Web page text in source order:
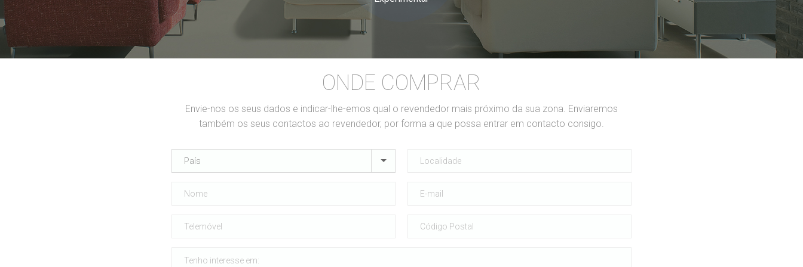
ONDE COMPRAR
Envie-nos os seus dados e indicar-lhe-emos qual o revendedor mais próximo da sua zona. Enviaremos
também os seus contactos ao revendedor, por forma a que possa entrar em contacto consigo.
País